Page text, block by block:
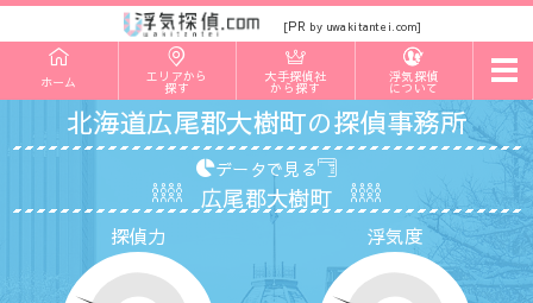
[PR by uwakitantei.com]
ホーム エリアから
探す
大手探偵社
から探す
浮気探偵
について
t
o
g
e
n
v
i
g
a
t
北海道広尾郡大樹町の探偵事務所
探偵力 浮気度
データで見る
広尾郡大樹町